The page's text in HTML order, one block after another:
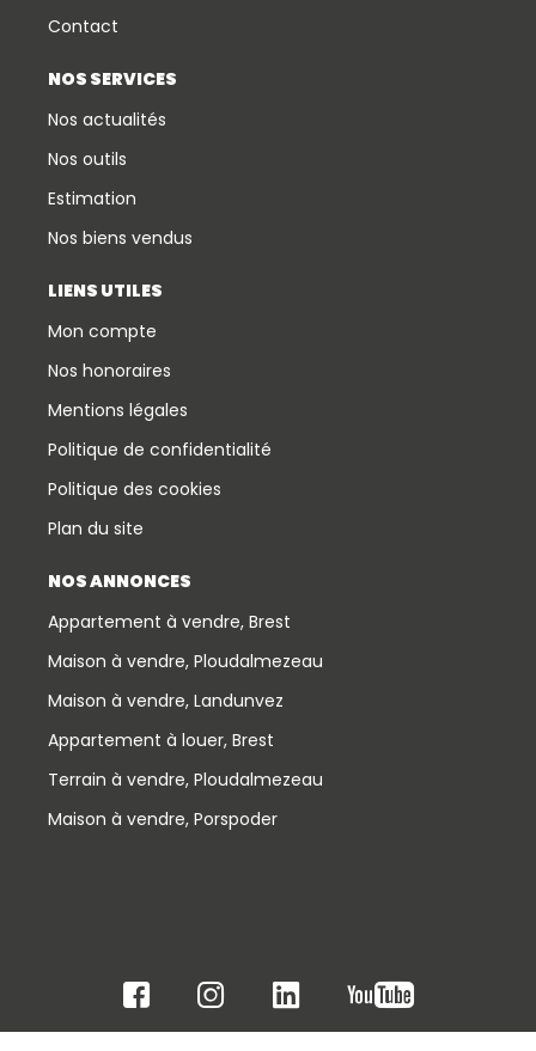
Contact
NOS SERVICES
Nos actualités
Nos outils
Estimation
Nos biens vendus
LIENS UTILES
Mon compte
Nos honoraires
Mentions légales
Politique de confidentialité
Politique des cookies
Plan du site
NOS ANNONCES
Appartement à vendre, Brest
Maison à vendre, Ploudalmezeau
Maison à vendre, Landunvez
Appartement à louer, Brest
Terrain à vendre, Ploudalmezeau
Maison à vendre, Porspoder